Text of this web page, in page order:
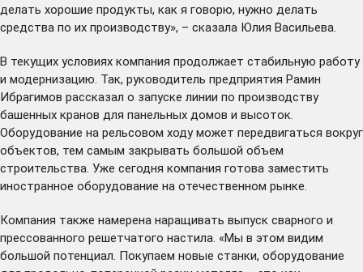
делать хорошие продукты, как я говорю, нужно делать
средства по их производству», – сказала Юлия Васильева.
В текущих условиях компания продолжает стабильную работу
и модернизацию. Так, руководитель предприятия Рамин
Ибрагимов рассказал о запуске линии по производству
башенных кранов для панельных домов и высоток.
Оборудование на рельсовом ходу может передвигаться вокруг
объектов, тем самым закрывать большой объем
строительства. Уже сегодня компания готова заместить
иностранное оборудование на отечественном рынке.
Компания также намерена наращивать выпуск сварного и
прессованного решетчатого настила. «Мы в этом видим
большой потенциал. Покупаем новые станки, оборудование